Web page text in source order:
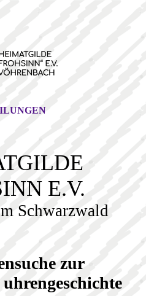
E.V.
Schwarzwald
zur